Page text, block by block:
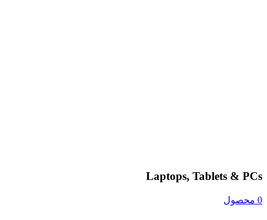
Laptops, Tablets & PCs
0 محصول